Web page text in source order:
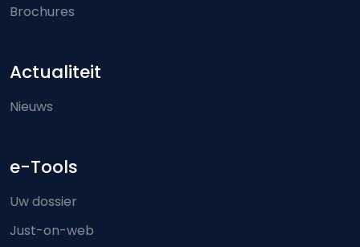
Brochures
Actualiteit
Nieuws
e-Tools
Uw dossier
Just-on-web